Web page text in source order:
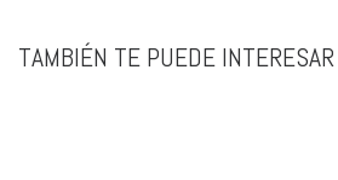
TAMBIÉN TE PUEDE INTERESAR